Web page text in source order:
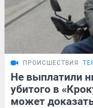
ПРОИСШЕСТВИЯ
Не выплатили
убитого в
может